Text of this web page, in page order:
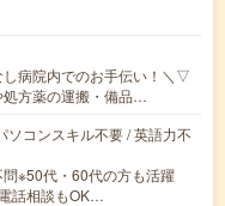
し病院内でのお手伝い！＼▽
方薬の運搬・備品…
ソコンスキル不要 / 英語力不
※50代・60代の方も活躍
話相談もOK…